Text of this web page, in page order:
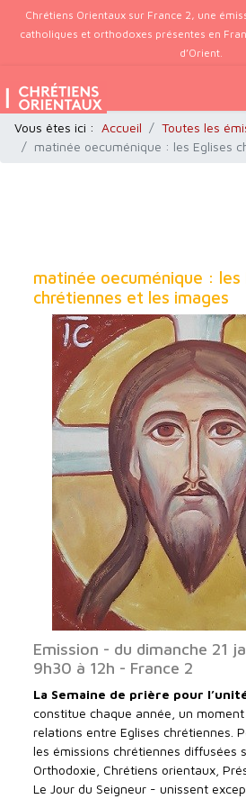
Chrétiens Orientaux sur France 2, une
catholiques et orthodoxes présentes en
d’Orient.
Vous êtes ici : Accueil Toutes les
matinée oecuménique : les Eglises
matinée oecuménique : les
chrétiennes et les images
Emission - du dimanche 21
9h30 à 12h - France 2
La Semaine de prière pour
constitue chaque année, un
relations entre Eglises chrétiennes.
les émissions chrétiennes diffusées
Orthodoxie, Chrétiens orientaux,
Le Jour du Seigneur - unissent